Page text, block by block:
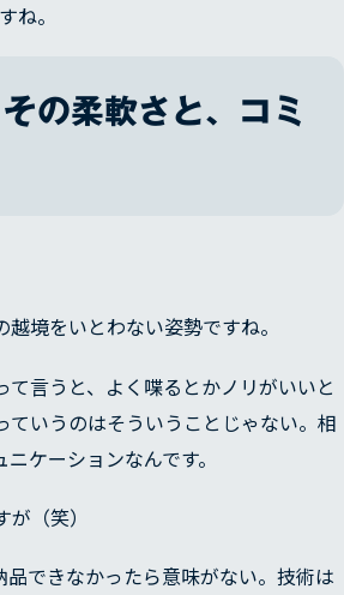
ね。
の柔軟さと、コミ
境をいとわない姿勢ですね。
言うと、よく喋るとかノリがいいと
いうのはそういうことじゃない。相
ケーションなんです。
（笑）
できなかったら意味がない。技術は